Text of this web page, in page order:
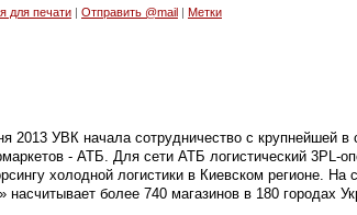
для печати Отправить @mail Метки
2013 УВК начала сотрудничество с крупнейшей в
- АТБ. Для сети АТБ логистический 3PL-
холодной логистики в Киевском регионе. На
насчитывает более 740 магазинов в 180 городах